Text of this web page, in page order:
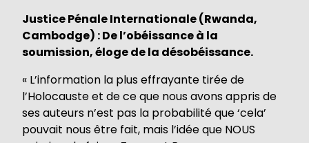
Justice Pénale Internationale (Rwanda,
Cambodge) : De l’obéissance à la
soumission, éloge de la désobéissance.
« L’information la plus effrayante tirée de
l’Holocauste et de ce que nous avons appris de
ses auteurs n’est pas la probabilité que ‘cela’
pouvait nous être fait, mais l’idée que NOUS